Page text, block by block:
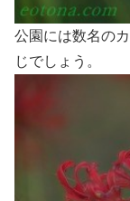
公園には数名の
じでしょう。